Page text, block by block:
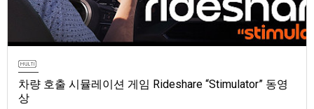
차량 호출 시뮬레이션 게임 Rideshare “Stimulator” 동영
상